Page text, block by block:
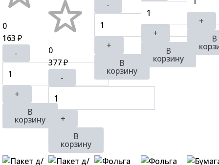
0
163 ₽
-
+
В
корзину
0
377₽
-
+
В
корзину
-
+
В
корзину
+
В
корзину
+
В